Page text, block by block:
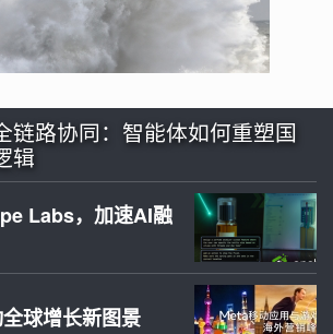
链路协同：智能体如何重塑国
辑
Labs，加速AI融
球增长新图景